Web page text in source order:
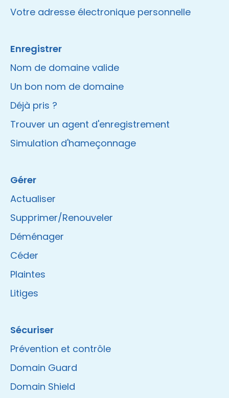
Votre adresse électronique personnelle
Enregistrer
Nom de domaine valide
Un bon nom de domaine
Déjà pris ?
Trouver un agent d'enregistrement
Simulation d'hameçonnage
Gérer
Actualiser
Supprimer/Renouveler
Déménager
Céder
Plaintes
Litiges
Sécuriser
Prévention et contrôle
Domain Guard
Domain Shield